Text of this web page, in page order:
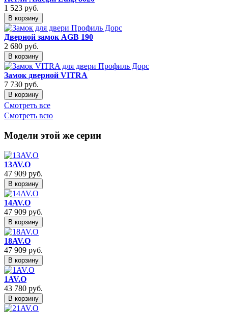
1 523 руб.
В корзину
Дверной замок AGB 190
2 680 руб.
В корзину
Замок дверной VITRA
7 730 руб.
В корзину
Смотреть все
Смотреть всю
Модели этой же серии
13AV.O
47 909 руб.
В корзину
14AV.O
47 909 руб.
В корзину
18AV.O
47 909 руб.
В корзину
1AV.O
43 780 руб.
В корзину